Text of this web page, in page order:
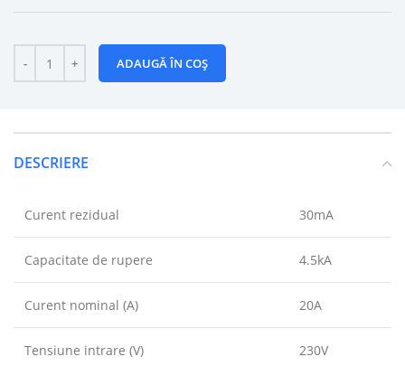
ADAUGĂ ÎN COȘ
DESCRIERE
Curent rezidual 30mA
Capacitate de rupere 4.5kA
Curent nominal (A) 20A
Tensiune intrare (V) 230V